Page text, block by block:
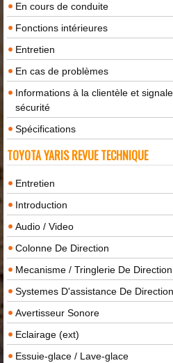
En cours de conduite
Fonctions intérieures
Entretien
En cas de problèmes
Informations à la clientèle et
sécurité
Spécifications
TOYOTA YARIS REVUE TECHNIQUE
Entretien
Introduction
Audio / Video
Colonne De Direction
Mecanisme / Tringlerie De Direction
Systemes D'assistance De Direction
Avertisseur Sonore
Eclairage (ext)
Essuie-glace / Lave-glace